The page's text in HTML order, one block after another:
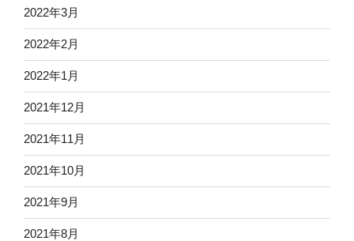
2022年3月
2022年2月
2022年1月
2021年12月
2021年11月
2021年10月
2021年9月
2021年8月